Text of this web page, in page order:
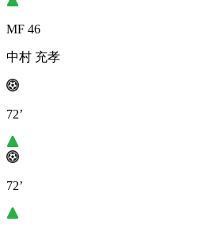
MF 46
中村 充孝
72’
72’